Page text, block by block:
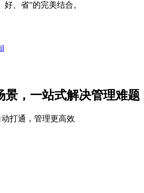
好、省”的完美结合。
景，一站式解决管理难题
打通，管理更高效